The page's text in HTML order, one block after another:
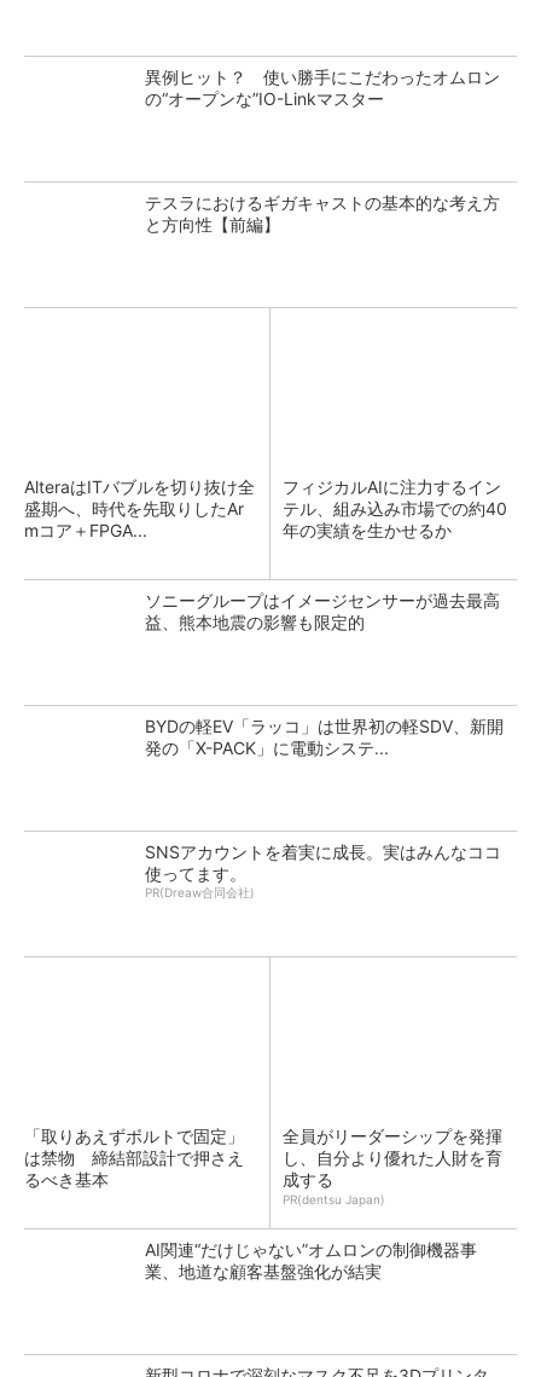
異例ヒット？ 使い勝手にこだわったオムロン
の“オープンな”IO-Linkマスター
テスラにおけるギガキャストの基本的な考え方
と方向性【前編】
AlteraはITバブルを切り抜け全
盛期へ、時代を先取りしたAr
mコア＋FPGA...
フィジカルAIに注力するイン
テル、組み込み市場での約40
年の実績を生かせるか
ソニーグループはイメージセンサーが過去最高
益、熊本地震の影響も限定的
BYDの軽EV「ラッコ」は世界初の軽SDV、新開
発の「X-PACK」に電動システ...
SNSアカウントを着実に成長。実はみんなココ
使ってます。
PR(Dreaw合同会社)
「取りあえずボルトで固定」
は禁物 締結部設計で押さえ
るべき基本
全員がリーダーシップを発揮
し、自分より優れた人財を育
成する
PR(dentsu Japan)
AI関連“だけじゃない”オムロンの制御機器事
業、地道な顧客基盤強化が結実